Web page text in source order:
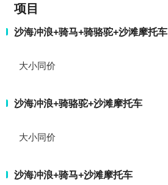
项目
沙海冲浪+骑马+骑骆驼+沙滩摩托车
大小同价
沙海冲浪+骑骆驼+沙滩摩托车
大小同价
沙海冲浪+骑马+沙滩摩托车